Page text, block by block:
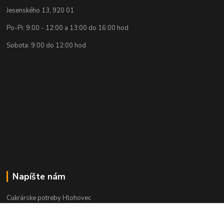
Jesenského 13, 920 01
Po-Pi: 9:00 - 12:00 a 13:00 do 16:00 hod
Sobota: 9:00 do 12:00 hod
Napíšte nám
Cukrárske potreby Hlohovec